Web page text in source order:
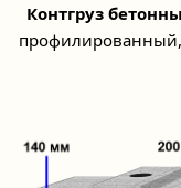
Контгруз